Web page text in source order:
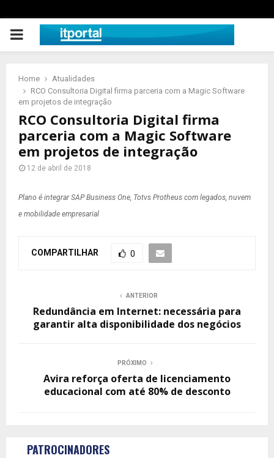
PRIMARY
Home
Atualidades
RCO Consultoria Digital firma parceria com a Magic Software
em projetos de integração
RCO Consultoria Digital firma
parceria com a Magic Software
em projetos de integração
12 de abril de 2018
Plano é integrar SAP Business One, Totvs Protheus com legados, nuvem
e mobilidade empresarial
COMPARTILHAR 0
ANTERIOR
Redundância em Internet: necessária para
garantir alta disponibilidade dos negócios
PRÓXIMO
Avira reforça oferta de licenciamento
educacional com até 80% de desconto
PATROCINADORES